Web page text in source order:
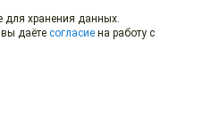
в одностороннем порядке
на данном веб-
для хранения данных.
даёте согласие на работу с